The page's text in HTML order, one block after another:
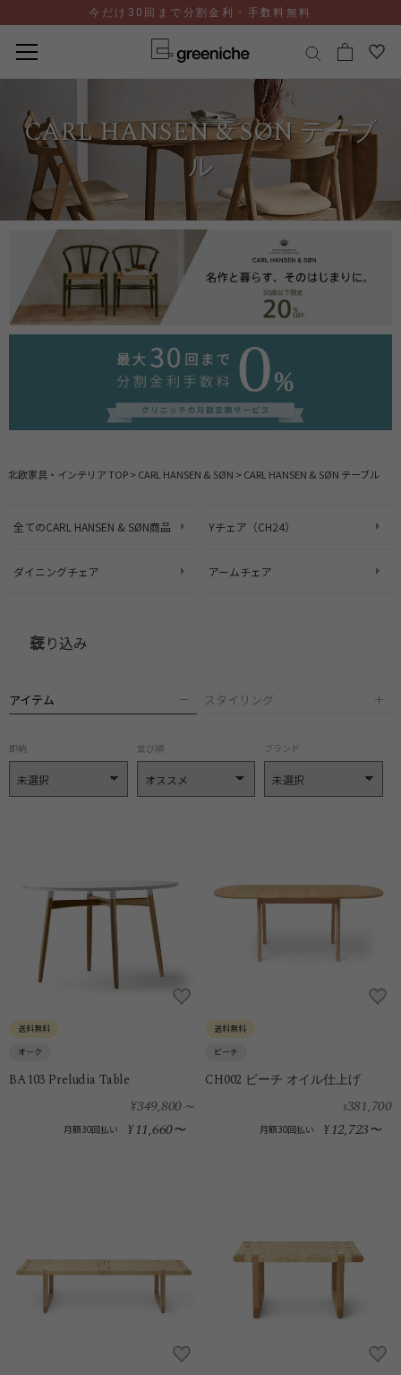
キ
今だけ30回まで分割金利・手数料無料
CARL HANSEN & SØN テーブ
ル
北欧家具・インテリア TOP> CARL HANSEN & SØN > CARL HANSEN & SØN テーブル
全てのCARL HANSEN & SØN商品 Yチェア（CH24）
ダイニングチェア アームチェア
絞り込み
アイテム スタイリング
即納 並び順 ブランド
送料無料
オーク
BA103 Preludia Table
¥349,800～
月額30回払い ¥ 11,660〜
送料無料
ビーチ
CH002 ビーチ オイル仕上げ
¥381,700
月額30回払い ¥ 12,723〜